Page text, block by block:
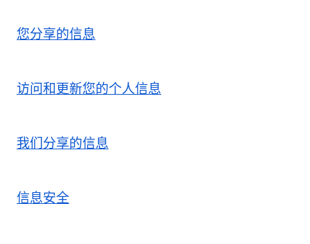
您分享的信息
访问和更新您的个人信息
我们分享的信息
信息安全